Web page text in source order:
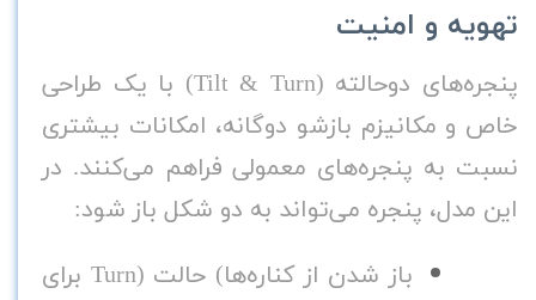
تهویه و امنیت
پنجره‌های دوحالته (Tilt & Turn) با یک طراحی
خاص و مکانیزم بازشو دوگانه، امکانات بیشتری
نسبت به پنجره‌های معمولی فراهم می‌کنند. در
این مدل، پنجره می‌تواند به دو شکل باز شود:
باز شدن از کناره‌ها( حالت Turn) برای